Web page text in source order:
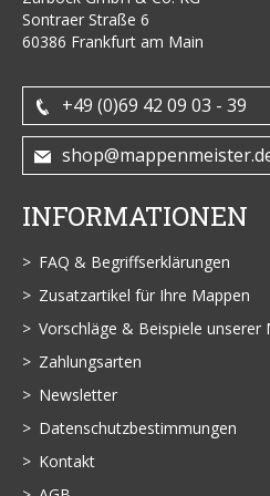
Sontraer Straße 6
60386 Frankfurt am Main
+49 (0)69 42 09 03 - 39
INFORMATIONEN
FAQ & Begriffserklärungen
Zusatzartikel für Ihre Mappen
Vorschläge & Beispiele unserer
Zahlungsarten
Newsletter
Datenschutzbestimmungen
Kontakt